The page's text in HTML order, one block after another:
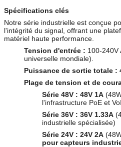
Spécifications clés
Notre série industrielle est conçue
l'intégrité du signal, offrant une
matériel haute performance.
Tension d'entrée : 100-240V
universelle mondiale).
Puissance de sortie totale :
Plage de tension et de
Série 48V : 48V 1A
l'infrastructure PoE et
Série 36V : 36V 1.33A
industrielle spécialisée)
Série 24V : 24V 2A
pour capteurs